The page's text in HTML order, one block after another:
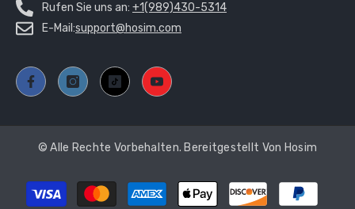
Rufen Sie uns an: +1(989)430-5314
E-Mail:support@hosim.com
© Alle Rechte Vorbehalten. Bereitgestellt Von Hosim
Payment